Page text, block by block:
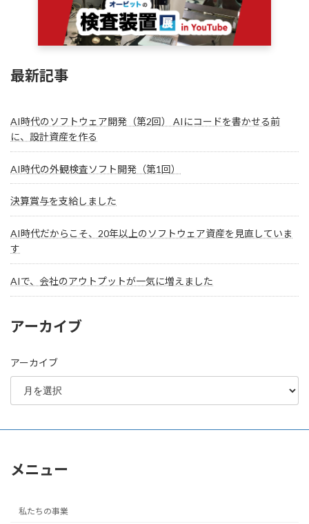
最新記事
AI時代のソフトウェア開発（第2回） AIにコードを書かせる前
に、設計資産を作る
AI時代の外観検査ソフト開発（第1回）
決算賞与を支給しました
AI時代だからこそ、20年以上のソフトウェア資産を見直していま
す
AIで、会社のアウトプットが一気に増えました
アーカイブ
アーカイブ
メニュー
私たちの事業